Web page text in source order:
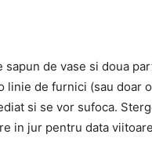
de vase si doua
linie de furnici (sau doar
si se vor sufoca.
in jur pentru data